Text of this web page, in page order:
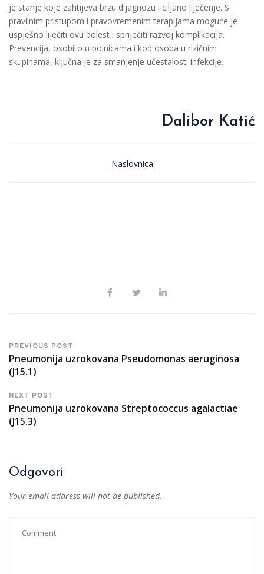
je stanje koje zahtijeva brzu dijagnozu i ciljano liječenje. S
pravilnim pristupom i pravovremenim terapijama moguće je
uspješno liječiti ovu bolest i spriječiti razvoj komplikacija.
Prevencija, osobito u bolnicama i kod osoba u rizičnim
skupinama, ključna je za smanjenje učestalosti infekcije.
Dalibor Katić
Naslovnica
PREVIOUS POST
Pneumonija uzrokovana Pseudomonas aeruginosa
(J15.1)
NEXT POST
Pneumonija uzrokovana Streptococcus agalactiae
(J15.3)
Odgovori
Your email address will not be published.